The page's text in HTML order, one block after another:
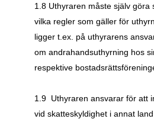
1.8 Uthyraren måste själv göra
vilka regler som gäller för
ligger t.ex. på uthyrarens
om andrahandsuthyrning hos
respektive
1.9  Uthyraren ansvarar för att
vid skatteskyldighet i annat